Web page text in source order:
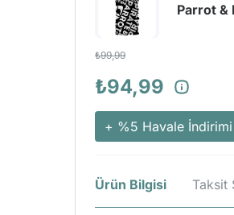
Parrot &
₺99,99
₺94,99
+ %5 Havale İndirimi
Ürün Bilgisi Taksit